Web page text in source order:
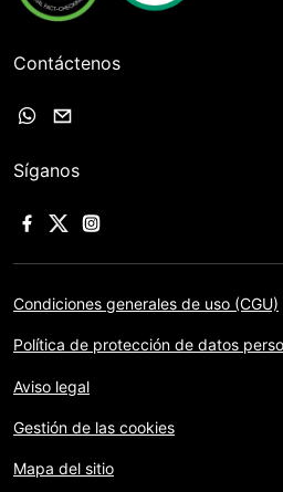
Contáctenos
Síganos
Condiciones generales de uso (CGU)
Política de protección de datos
Aviso legal
Gestión de las cookies
Mapa del sitio